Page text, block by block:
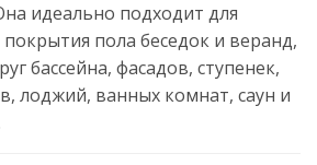
идеально подходит для
пола беседок и веранд,
бассейна, фасадов, ступенек,
лоджий, ванных комнат, саун и